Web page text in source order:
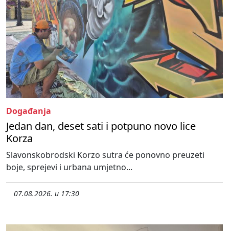
Događanja
Jedan dan, deset sati i potpuno novo lice
Korza
Slavonskobrodski Korzo sutra će ponovno preuzeti
boje, sprejevi i urbana umjetno...
07.08.2026. u 17:30